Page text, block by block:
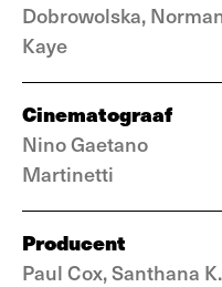
Dobrowolska,
Kaye
Cinematograaf
Nino Gaetano
Martinetti
Producent
Paul Cox, Santhana K.